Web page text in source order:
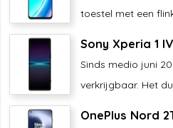
toestel met een
Sony Xperia 1 IV
Sinds medio juni
verkrijgbaar. Het
OnePlus Nord